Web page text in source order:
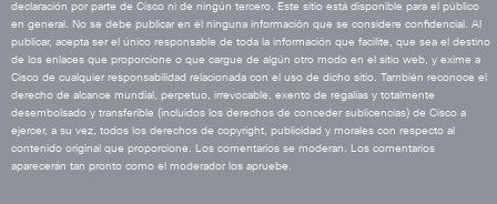
declaración por parte de Cisco ni de ningún tercero. Este sitio está disponible para el público
en general. No se debe publicar en él ninguna información que se considere confidencial. Al
publicar, acepta ser el único responsable de toda la información que facilite, que sea el destino
de los enlaces que proporcione o que cargue de algún otro modo en el sitio web, y exime a
Cisco de cualquier responsabilidad relacionada con el uso de dicho sitio. También reconoce el
derecho de alcance mundial, perpetuo, irrevocable, exento de regalías y totalmente
desembolsado y transferible (incluidos los derechos de conceder sublicencias) de Cisco a
ejercer, a su vez, todos los derechos de copyright, publicidad y morales con respecto al
contenido original que proporcione. Los comentarios se moderan. Los comentarios
aparecerán tan pronto como el moderador los apruebe.